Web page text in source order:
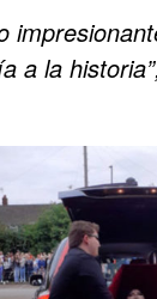
a la